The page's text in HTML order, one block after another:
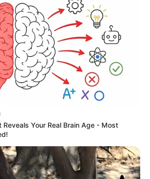
por tráfico de drogas
Your Real Brain Age - Most